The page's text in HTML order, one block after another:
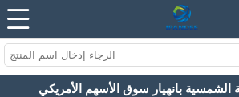
الشمسية بانهيار سوق الأسهم الأمريكي